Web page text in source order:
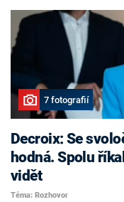
7 fotografií
Decroix: Se
hodná. Spolu
vidět
Téma: Rozhovor